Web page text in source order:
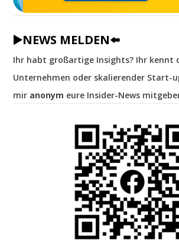
▶️NEWS MELDEN⬅️
Ihr habt großartige Insights? Ihr kennt
Unternehmen oder skalierender Start-
mir anonym eure Insider-News